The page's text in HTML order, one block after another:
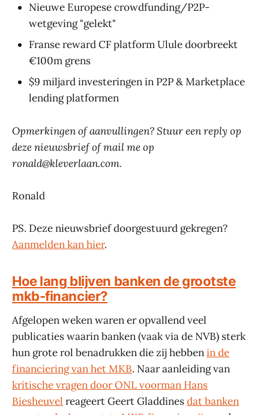
Nieuwe Europese crowdfunding/P2P-
wetgeving "gelekt"
Franse reward CF platform Ulule doorbreekt
€100m grens
$9 miljard investeringen in P2P & Marketplace
lending platformen
Opmerkingen of aanvullingen? Stuur een reply op
deze nieuwsbrief of mail me op
ronald@kleverlaan.com.
Ronald
PS. Deze nieuwsbrief doorgestuurd gekregen?
Aanmelden kan hier.
Hoe lang blijven banken de grootste
mkb-financier?
Afgelopen weken waren er opvallend veel
publicaties waarin banken (vaak via de NVB) sterk
hun grote rol benadrukken die zij hebbenin de
financiering van het MKB. Naar aanleiding van
kritische vragen door ONL voorman Hans
Biesheuvel reageert Geert Gladdinesdat banken